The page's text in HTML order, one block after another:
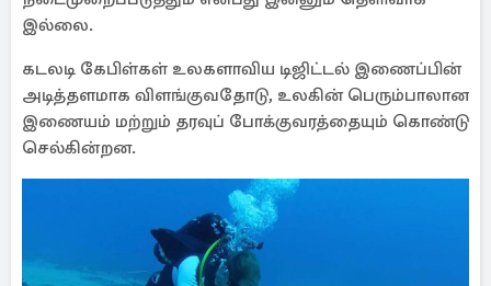
இல்லை.
கடலடி கேபிள்கள் உலகளாவிய டிஜிட்டல் இணைப்பின்
அடித்தளமாக விளங்குவதோடு, உலகின் பெரும்பாலான
இணையம் மற்றும் தரவுப் போக்குவரத்தையும் கொண்டு
செல்கின்றன.